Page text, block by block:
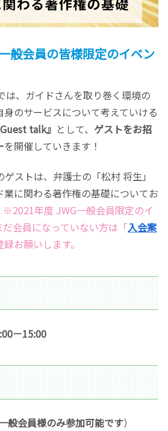
般会員の皆様限定のイベン
、ガイドさんを取り巻く環境の
のサービスについて考えていける
talk』 として、 ゲストをお招
を開催していきます！
ゲストは、弁護士の「松村 将生」
に関わる著作権の基礎についてお
※2021年度 JWG一般会員限定のイ
会員になっていない方は「入会案
お願いします。
－15:00
般会員様のみ参加可能です）